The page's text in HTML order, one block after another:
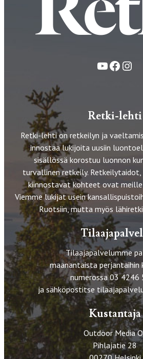
YouTube
Facebook
Retki-lehti
Retki-lehti on retkeilyn ja
innostaa lukijoita uusiin
sisällössä korostuu luonnon
turvallinen retkeily.
kiinnostavat kohteet ovat
Viemme lukijat usein
Ruotsiin, mutta myös
Tilaajapalvelumme
maanantaista
numerossa 03 4246
ja sähköpostitse
Kustantaja
Outdoor Media
Pihlajatie 28